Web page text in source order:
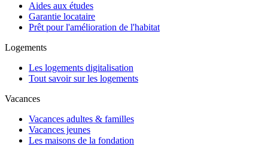
Aides aux études
Garantie locataire
Prêt pour l'amélioration de l'habitat
Logements
Les logements digitalisation
Tout savoir sur les logements
Vacances
Vacances adultes & familles
Vacances jeunes
Les maisons de la fondation